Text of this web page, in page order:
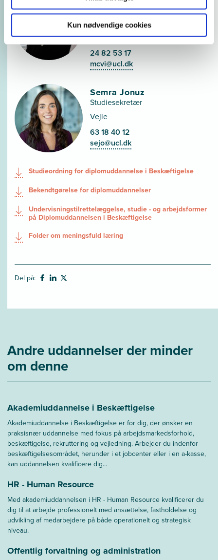
Kun nødvendige cookies
konsulent
Videreuddannelse Sundhed,
Socialt arbejde og
Velfærdsforskning
24 82 53 17
mcvi@ucl.dk
Semra Jonuz
Studiesekretær
Vejle
63 18 40 12
sejo@ucl.dk
Studieordning for diplomuddannelse i Beskæftigelse
Bekendtgørelse for diplomuddannelser
Undervisningstilrettelæggelse, studie - og arbejdsformer
på Diplomuddannelsen i Beskæftigelse
Folder om meningsfuld læring
Del på:
Andre uddannelser der minder
om denne
Akademiuddannelse i Beskæftigelse
Akademiuddannelse i Beskæftigelse er for dig, der ønsker en
praksisnær uddannelse med fokus på arbejdsmarkedsforhold,
beskæftigelse, rekruttering og vejledning. Arbejder du indenfor
beskæftigelsesområdet, herunder i et jobcenter eller i en a-kasse,
kan uddannelsen kvalificere dig...
HR - Human Resource
Med akademiuddannelsen i HR - Human Resource kvalificerer du
dig til at arbejde professionelt med ansættelse, fastholdelse og
udvikling af medarbejdere på både operationelt og strategisk
niveau.
Offentlig forvaltning og administration